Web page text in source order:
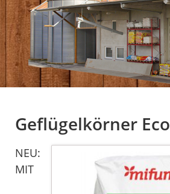
Geflügelkörner Eco
NEU:
MIT